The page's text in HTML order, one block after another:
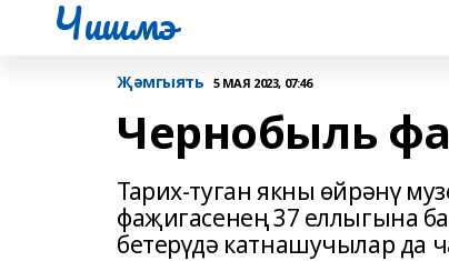
Чишмэ
Җәмгыять 5 МАЯ 2023, 07:46
Чернобыль
Тарих-туган якны өйрәнү
фаҗигасенең 37 еллыгына
бетерүдә катнашучылар да